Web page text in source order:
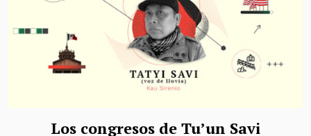
Los congresos de Tu’un Savi